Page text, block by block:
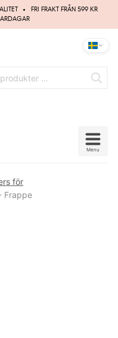
FRI FRAKT FRÅN 599 KR
Menu
för
Frappe